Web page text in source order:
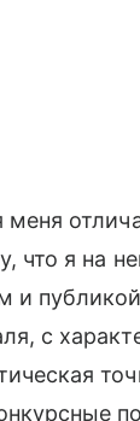
что я на
и
с